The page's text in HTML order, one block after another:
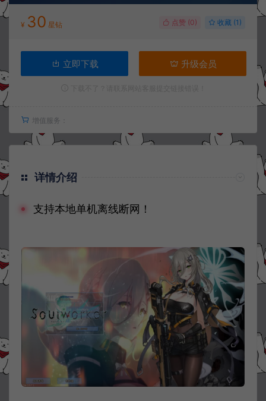
¥ 30 星钻 点赞 (0) 收藏 (1)
立即下载 升级会员
增值服务：
详情介绍
支持本地单机离线断网！